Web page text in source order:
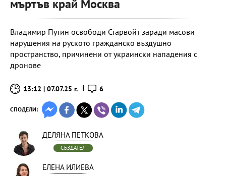
мъртъв край Москва
Владимир Путин освободи Старвойт заради масови
нарушения на руското гражданско въздушно
пространство, причинени от украински нападения с
дронове
13:12 | 07.07.25 г. 6
СПОДЕЛИ:
ДЕЛЯНА ПЕТКОВА
СЪЗДАТЕЛ
ЕЛЕНА ИЛИЕВА